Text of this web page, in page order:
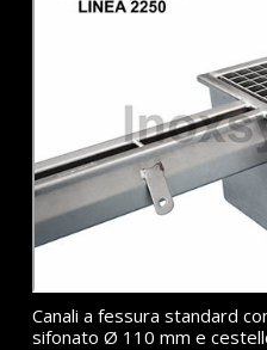
Canali a fessura standard
sifonato Ø 110 mm e